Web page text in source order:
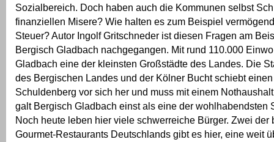
Sozialbereich. Doch haben auch die Kommunen selbst
finanziellen Misere? Wie halten es zum Beispiel
Steuer? Autor Ingolf Gritschneder ist diesen Fragen am
Bergisch Gladbach nachgegangen. Mit rund 110.000
Gladbach eine der kleinsten Großstädte des Landes. Die
des Bergischen Landes und der Kölner Bucht schiebt
Schuldenberg vor sich her und muss mit einem
galt Bergisch Gladbach einst als eine der wohlhabendsten
Noch heute leben hier viele schwerreiche Bürger. Zwei der
Gourmet-Restaurants Deutschlands gibt es hier, eine weit